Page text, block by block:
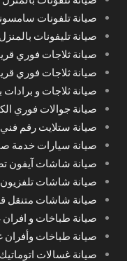
صيانة تلفونات
صيانة تليفونات
صيانة ثلاجات فوري
صيانة ثلاجات فوري
صيانة ثلاجات و
صيانة جوالات فوري
صيانة ستلايت رقم
صيانة سيارات خدمة
صيانة شاشات آيفون
صيانة شاشات تلفزيون
صيانة شاشات متنقل
صيانة طباخات و
صيانة طباخات وأفران
صيانة غسالات